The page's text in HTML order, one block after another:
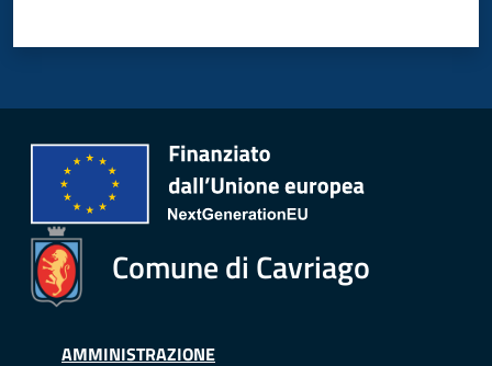
Comune di Cavriago
AMMINISTRAZIONE